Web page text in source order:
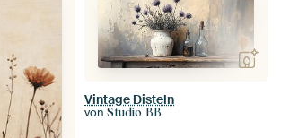
Vintage Disteln
von Studio BB